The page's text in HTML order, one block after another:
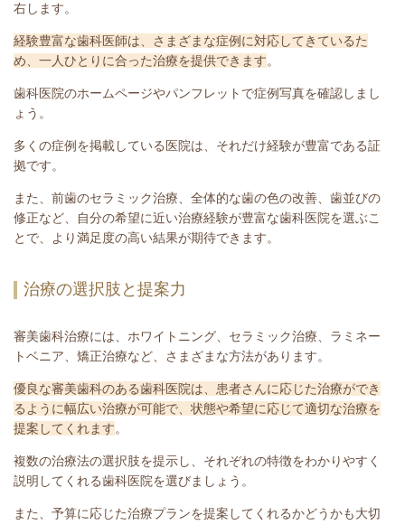
右します。
経験豊富な歯科医師は、さまざまな症例に対応してきているた
め、一人ひとりに合った治療を提供できます。
歯科医院のホームページやパンフレットで症例写真を確認しまし
ょう。
多くの症例を掲載している医院は、それだけ経験が豊富である証
拠です。
また、前歯のセラミック治療、全体的な歯の色の改善、歯並びの
修正など、自分の希望に近い治療経験が豊富な歯科医院を選ぶこ
とで、より満足度の高い結果が期待できます。
治療の選択肢と提案力
審美歯科治療には、ホワイトニング、セラミック治療、ラミネー
トベニア、矯正治療など、さまざまな方法があります。
優良な審美歯科のある歯科医院は、患者さんに応じた治療ができ
るように幅広い治療が可能で、状態や希望に応じて適切な治療を
提案してくれます。
複数の治療法の選択肢を提示し、それぞれの特徴をわかりやすく
説明してくれる歯科医院を選びましょう。
また、予算に応じた治療プランを提案してくれるかどうかも大切